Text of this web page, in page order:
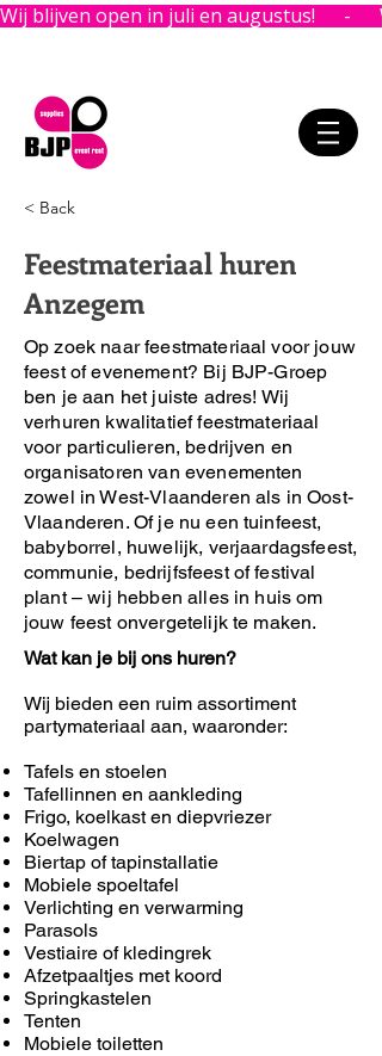
Wij blijven open in juli en augustus!      -
< Back
Feestmateriaal huren
Anzegem
Op zoek naar feestmateriaal voor jouw
feest of evenement? Bij BJP-Groep
ben je aan het juiste adres! Wij
verhuren kwalitatief feestmateriaal
voor particulieren, bedrijven en
organisatoren van evenementen
zowel in West-Vlaanderen als in Oost-
Vlaanderen. Of je nu een tuinfeest,
babyborrel, huwelijk, verjaardagsfeest,
communie, bedrijfsfeest of festival
plant – wij hebben alles in huis om
jouw feest onvergetelijk te maken.
Wat kan je bij ons huren?
Wij bieden een ruim assortiment
partymateriaal aan, waaronder:
Tafels en stoelen
Tafellinnen en aankleding
Frigo, koelkast en diepvriezer
Koelwagen
Biertap of tapinstallatie
Mobiele spoeltafel
Verlichting en verwarming
Parasols
Vestiaire of kledingrek
Afzetpaaltjes met koord
Springkastelen
Tenten
Mobiele toiletten